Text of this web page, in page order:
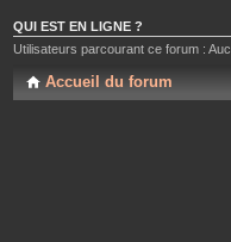
QUI EST EN LIGNE ?
Utilisateurs parcourant ce forum :
Accueil du forum